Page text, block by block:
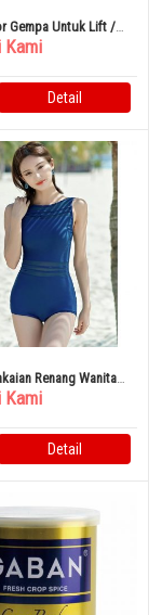
Gempa Untuk Lift /
Jepang
Kami
Detail
Renang Wanita
Kami
Detail